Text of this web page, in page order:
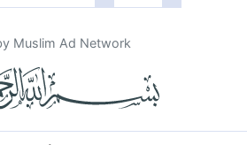
Muslim Ad Network